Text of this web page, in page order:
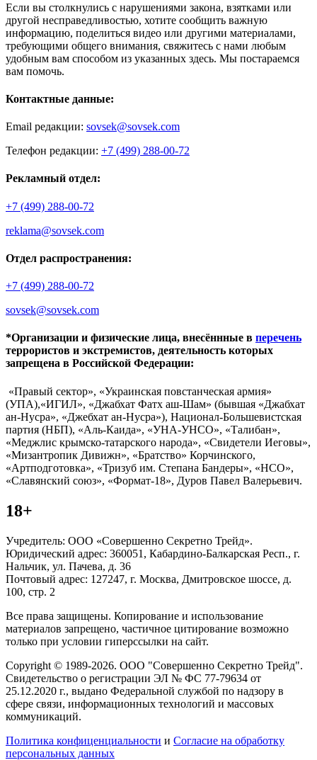
Если вы столкнулись с нарушениями закона, взятками или
другой несправедливостью, хотите сообщить важную
информацию, поделиться видео или другими материалами,
требующими общего внимания, свяжитесь с нами любым
удобным вам способом из указанных здесь. Мы постараемся
вам помочь.
Контактные данные:
Email редакции: sovsek@sovsek.com
Телефон редакции: +7 (499) 288-00-72
Рекламный отдел:
+7 (499) 288-00-72
reklama@sovsek.com
Отдел распространения:
+7 (499) 288-00-72
sovsek@sovsek.com
*Организации и физические лица, внесённные в перечень
террористов и экстремистов, деятельность которых
запрещена в Российской Федерации:
«Правый сектор», «Украинская повстанческая армия»
(УПА),«ИГИЛ», «Джабхат Фатх аш-Шам» (бывшая «Джабхат
ан-Нусра», «Джебхат ан-Нусра»), Национал-Большевистская
партия (НБП), «Аль-Каида», «УНА-УНСО», «Талибан»,
«Меджлис крымско-татарского народа», «Свидетели Иеговы»,
«Мизантропик Дивижн», «Братство» Корчинского,
«Артподготовка», «Тризуб им. Степана Бандеры», «НСО»,
«Славянский союз», «Формат-18», Дуров Павел Валерьевич.
18+
Учредитель: ООО «Совершенно Секретно Трейд».
Юридический адрес: 360051, Кабардино-Балкарская Респ., г.
Нальчик, ул. Пачева, д. 36
Почтовый адрес: 127247, г. Москва, Дмитровское шоссе, д.
100, стр. 2
Все права защищены. Копирование и использование
материалов запрещено, частичное цитирование возможно
только при условии гиперссылки на сайт.
Copyright © 1989-2026. ООО "Совершенно Секретно Трейд".
Свидетельство о регистрации ЭЛ № ФС 77-79634 от
25.12.2020 г., выдано Федеральной службой по надзору в
сфере связи, информационных технологий и массовых
коммуникаций.
Политика конфиценциальности и Согласие на обработку
персональных данных